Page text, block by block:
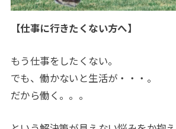
【仕事に行きたくない方へ】
もう仕事をしたくない。
でも、働かないと生活が・・・。
だから働く。。。